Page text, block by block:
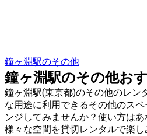
鐘ヶ淵駅のその他
鐘ヶ淵駅のその他お
鐘ヶ淵駅(東京都)のその他のレン
な用途に利用できるその他のス
ンジしてみませんか？使い方はあ
様々な空間を貸切レンタルで楽し